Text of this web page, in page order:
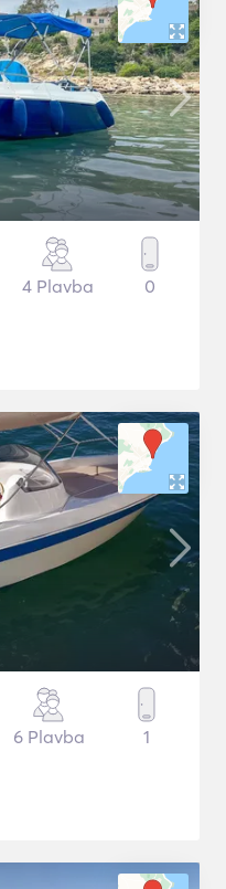
4 Plavba 0
6 Plavba 1